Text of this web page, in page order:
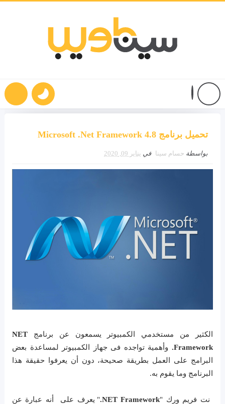
تحميل برنامج Microsoft .Net Framework 4.8
بواسطة حسام سينا في يناير 09, 2020
الكثير من مستخدمي الكمبيوتر يسمعون عن برنامجNET
Framework. وأهمية تواجده فى جهاز الكمبيوتر لمساعدة بعض
البرامج على العمل بطريقة صحيحة، دون أن يعرفوا حقيقة هذا
البرنامج وما يقوم به.
نت فريم ورك "NET Framework. " يعرف على أنه عبارة عن